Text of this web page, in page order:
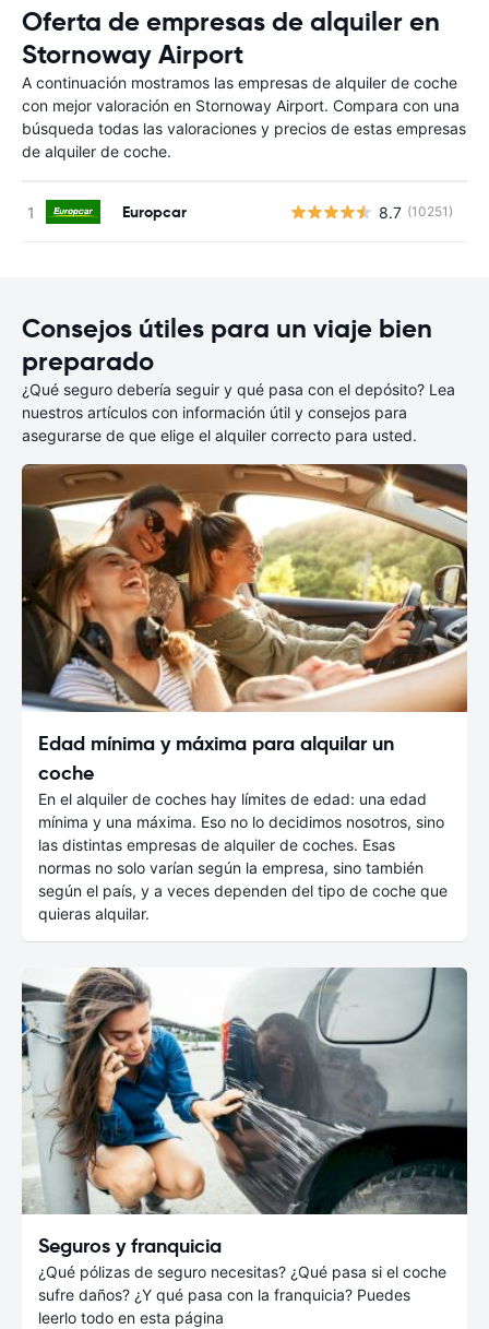
Oferta de empresas de alquiler en
Stornoway Airport
A continuación mostramos las empresas de alquiler de coche
con mejor valoración en Stornoway Airport. Compara con una
búsqueda todas las valoraciones y precios de estas empresas
de alquiler de coche.
Europcar 8.7 (10251)
Consejos útiles para un viaje bien
preparado
¿Qué seguro debería seguir y qué pasa con el depósito? Lea
nuestros artículos con información útil y consejos para
asegurarse de que elige el alquiler correcto para usted.
Edad mínima y máxima para alquilar un
coche
En el alquiler de coches hay límites de edad: una edad
mínima y una máxima. Eso no lo decidimos nosotros, sino
las distintas empresas de alquiler de coches. Esas
normas no solo varían según la empresa, sino también
según el país, y a veces dependen del tipo de coche que
quieras alquilar.
Seguros y franquicia
¿Qué pólizas de seguro necesitas? ¿Qué pasa si el coche
sufre daños? ¿Y qué pasa con la franquicia? Puedes
leerlo todo en esta página